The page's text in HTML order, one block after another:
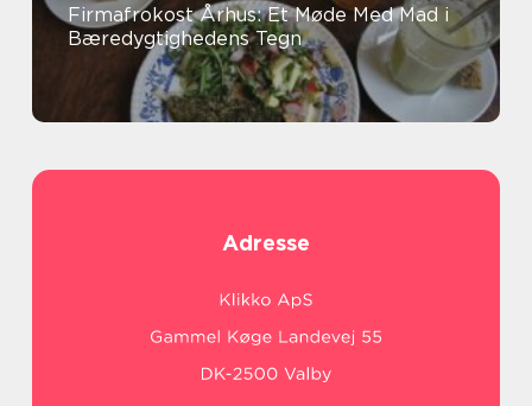
Firmafrokost Århus: Et Møde Med Mad i
Bæredygtighedens Tegn
Adresse